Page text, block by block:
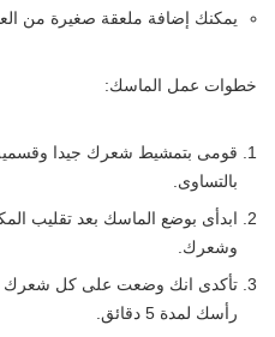
يمكنك إضافة ملعقة صغيرة من
خطوات عمل الماسك:
قومى بتمشيط شعرك جيدا
بالتساوى.
ابدأى بوضع الماسك بعد تقليب
وشعرك.
تأكدى انك وضعت على كل شعرك
رأسك لمدة 5 دقائق.